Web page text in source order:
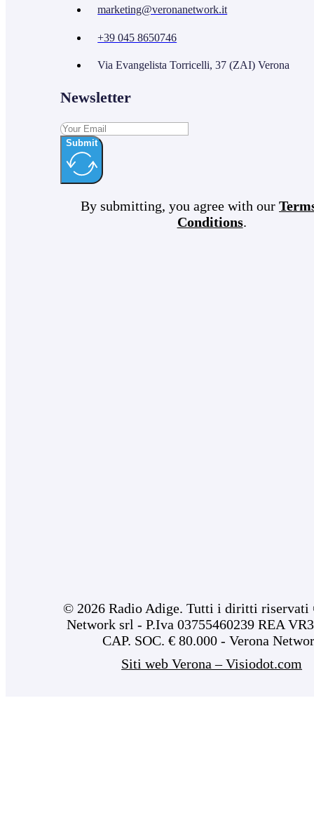
marketing@veronanetwork.it
+39 045 8650746
Via Evangelista Torricelli, 37 (ZAI) Verona
Newsletter
Submit
By submitting, you agree with our
Conditions.
© 2026 Radio Adige. Tutti i diritti riservati
Network srl - P.Iva 03755460239 REA
CAP. SOC. € 80.000 - Verona
Siti web Verona – Visiodot.com